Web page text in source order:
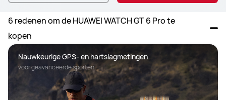
6 redenen om de HUAWEI WATCH GT 6 Pro te
kopen
Nauwkeurige GPS- en hartslagmetingen
voor geavanceerde sporten